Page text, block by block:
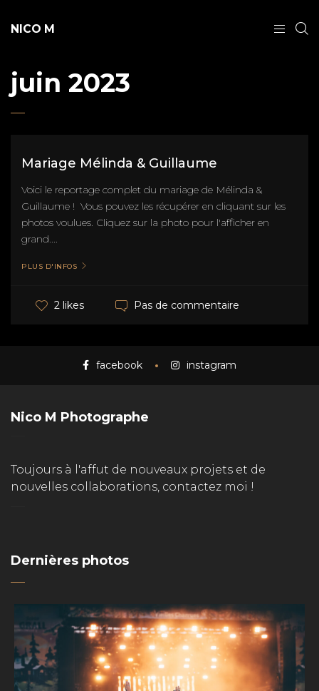
NICO M
juin 2023
Mariage Mélinda & Guillaume
Voici le reportage complet du mariage de Mélinda &
Guillaume ! Vous pouvez les récupérer en cliquant sur les
photos voulues. Cliquez sur la photo pour l'afficher en
grand....
PLUS D'INFOS
2 likes Pas de commentaire
facebook instagram
Nico M Photographe
Toujours à l'affut de nouveaux projets et de
nouvelles collaborations, contactez moi !
Dernières photos